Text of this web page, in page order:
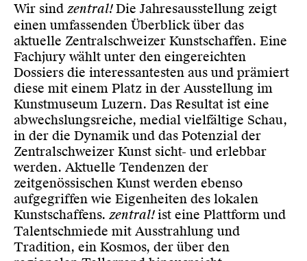
Wir sind zentral!Die Jahresausstellung zeigt
einen umfassenden Überblick über das
aktuelle Zentralschweizer Kunstschaffen. Eine
Fachjury wählt unter den eingereichten
Dossiers die interessantesten aus und prämiert
diese mit einem Platz in der Ausstellung im
Kunstmuseum Luzern. Das Resultat ist eine
abwechslungsreiche, medial vielfältige Schau,
in der die Dynamik und das Potenzial der
Zentralschweizer Kunst sicht- und erlebbar
werden. Aktuelle Tendenzen der
zeitgenössischen Kunst werden ebenso
aufgegriffen wie Eigenheiten des lokalen
Kunstschaffens. zentral!ist eine Plattform und
Talentschmiede mit Ausstrahlung und
Tradition, ein Kosmos, der über den